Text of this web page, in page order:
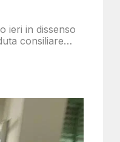
ieri in dissenso
consiliare